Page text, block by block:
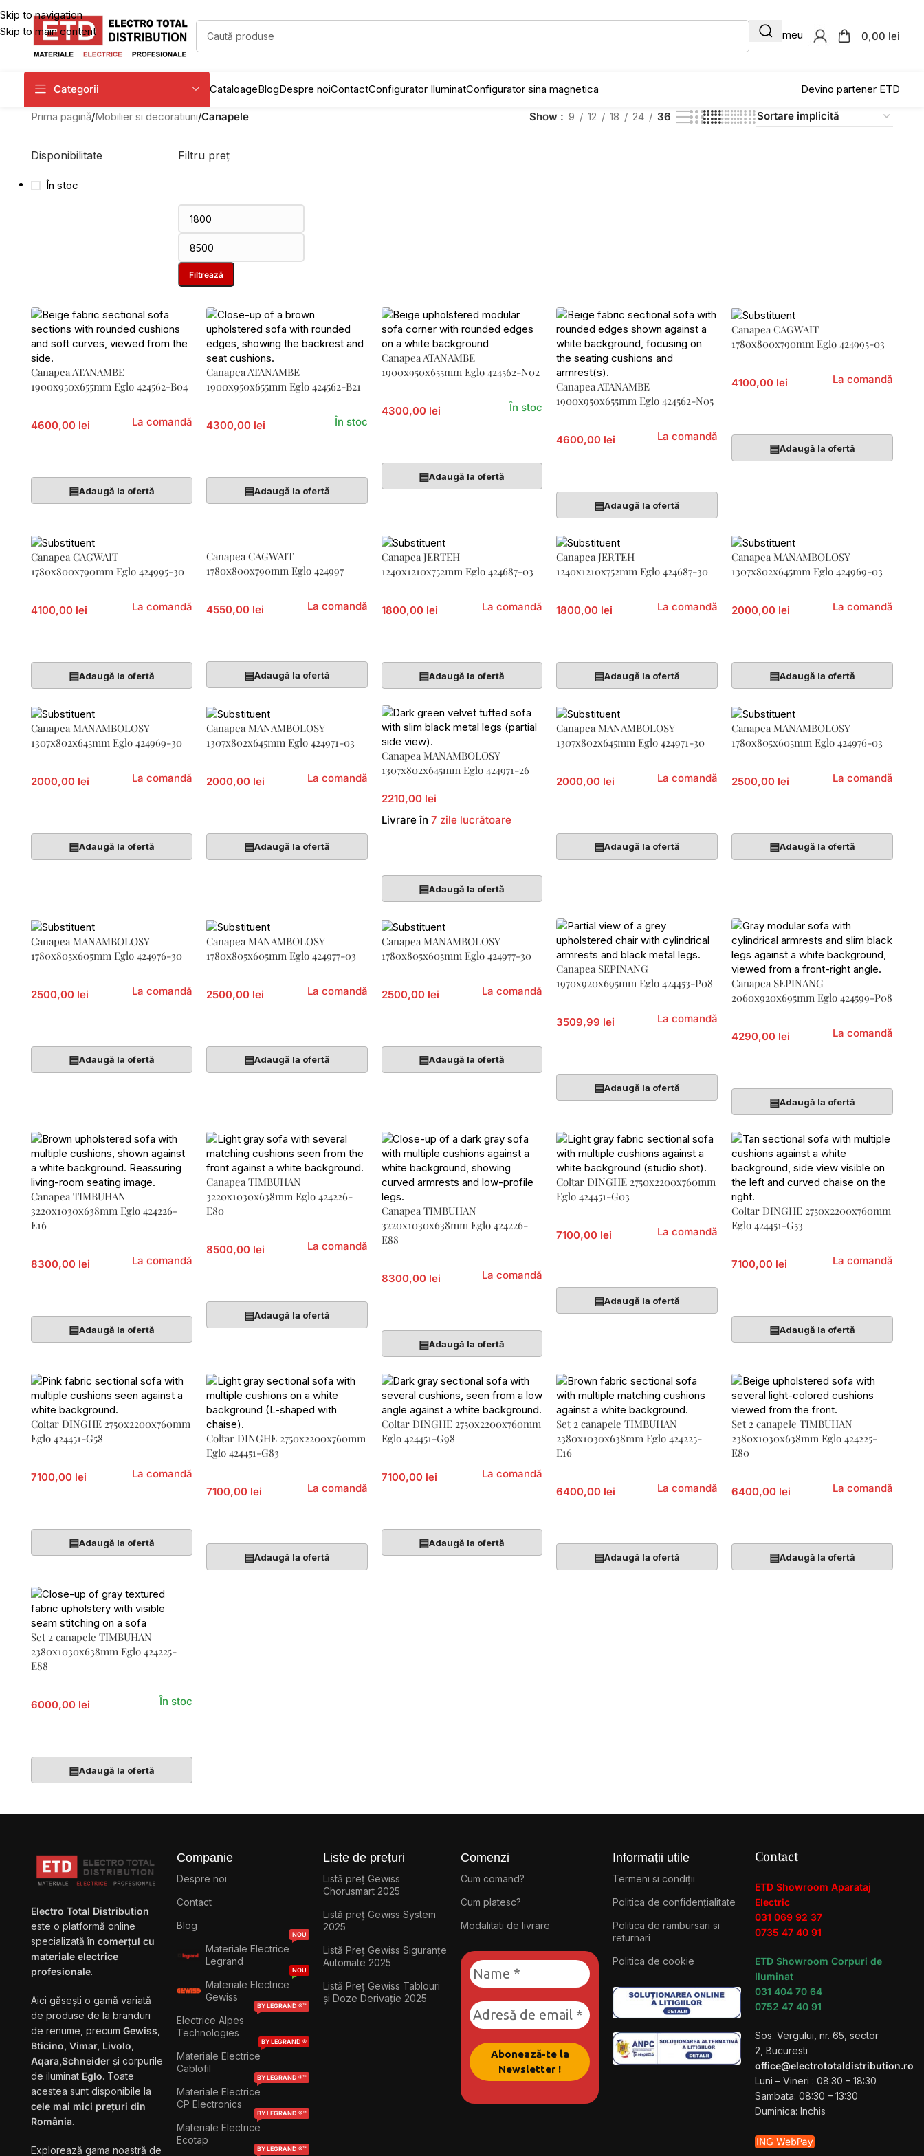
Skip to navigation
Skip to main content
Contul meu 0,00 lei
Categorii CataloageBlogDespre noiContactConfigurator IluminatConfigurator sina magnetica Devino partener ETD
Prima pagină/Mobilier si decoratiuni/Canapele Show 9 12 18 24 36
Disponibilitate
În stoc
Filtru preț
Filtrează
Canapea ATANAMBE
1900x950x655mm Eglo 424562-B04
4600,00 lei La comandă
▤Adaugă la ofertă
Canapea ATANAMBE
1900x950x655mm Eglo 424562-B21
4300,00 lei În stoc
▤Adaugă la ofertă
Canapea ATANAMBE
1900x950x655mm Eglo 424562-N02
4300,00 lei În stoc
▤Adaugă la ofertă
Canapea ATANAMBE
1900x950x655mm Eglo 424562-N05
4600,00 lei La comandă
▤Adaugă la ofertă
Canapea CAGWAIT
1780x800x790mm Eglo 424995-03
4100,00 lei La comandă
▤Adaugă la ofertă
Canapea CAGWAIT
1780x800x790mm Eglo 424995-30
4100,00 lei La comandă
▤Adaugă la ofertă
Canapea CAGWAIT
1780x800x790mm Eglo 424997
4550,00 lei La comandă
▤Adaugă la ofertă
Canapea JERTEH
1240x1210x752mm Eglo 424687-03
1800,00 lei La comandă
▤Adaugă la ofertă
Canapea JERTEH
1240x1210x752mm Eglo 424687-30
1800,00 lei La comandă
▤Adaugă la ofertă
Canapea MANAMBOLOSY
1307x802x645mm Eglo 424969-03
2000,00 lei La comandă
▤Adaugă la ofertă
Canapea MANAMBOLOSY
1307x802x645mm Eglo 424969-30
2000,00 lei La comandă
▤Adaugă la ofertă
Canapea MANAMBOLOSY
1307x802x645mm Eglo 424971-03
2000,00 lei La comandă
▤Adaugă la ofertă
Canapea MANAMBOLOSY
1307x802x645mm Eglo 424971-26
2210,00 lei
Livrare în 7 zile lucrătoare
▤Adaugă la ofertă
Canapea MANAMBOLOSY
1307x802x645mm Eglo 424971-30
2000,00 lei La comandă
▤Adaugă la ofertă
Canapea MANAMBOLOSY
1780x805x605mm Eglo 424976-03
2500,00 lei La comandă
▤Adaugă la ofertă
Canapea MANAMBOLOSY
1780x805x605mm Eglo 424976-30
2500,00 lei La comandă
▤Adaugă la ofertă
Canapea MANAMBOLOSY
1780x805x605mm Eglo 424977-03
2500,00 lei La comandă
▤Adaugă la ofertă
Canapea MANAMBOLOSY
1780x805x605mm Eglo 424977-30
2500,00 lei La comandă
▤Adaugă la ofertă
Canapea SEPINANG
1970x920x695mm Eglo 424453-P08
3509,99 lei La comandă
▤Adaugă la ofertă
Canapea SEPINANG
2060x920x695mm Eglo 424599-P08
4290,00 lei La comandă
▤Adaugă la ofertă
Canapea TIMBUHAN
3220x1030x638mm Eglo 424226-
E16
8300,00 lei La comandă
▤Adaugă la ofertă
Canapea TIMBUHAN
3220x1030x638mm Eglo 424226-
E80
8500,00 lei La comandă
▤Adaugă la ofertă
Canapea TIMBUHAN
3220x1030x638mm Eglo 424226-
E88
8300,00 lei La comandă
▤Adaugă la ofertă
Coltar DINGHE 2750x2200x760mm
Eglo 424451-G03
7100,00 lei La comandă
▤Adaugă la ofertă
Coltar DINGHE 2750x2200x760mm
Eglo 424451-G53
7100,00 lei La comandă
▤Adaugă la ofertă
Coltar DINGHE 2750x2200x760mm
Eglo 424451-G58
7100,00 lei La comandă
▤Adaugă la ofertă
Coltar DINGHE 2750x2200x760mm
Eglo 424451-G83
7100,00 lei La comandă
▤Adaugă la ofertă
Coltar DINGHE 2750x2200x760mm
Eglo 424451-G98
7100,00 lei La comandă
▤Adaugă la ofertă
Set 2 canapele TIMBUHAN
2380x1030x638mm Eglo 424225-
E16
6400,00 lei La comandă
▤Adaugă la ofertă
Set 2 canapele TIMBUHAN
2380x1030x638mm Eglo 424225-
E80
6400,00 lei La comandă
▤Adaugă la ofertă
Set 2 canapele TIMBUHAN
2380x1030x638mm Eglo 424225-
E88
6000,00 lei În stoc
▤Adaugă la ofertă
Electro Total Distribution
este o platformă online
specializată în comerțul cu
materiale electrice
profesionale.
Aici găsești o gamă variată
de produse de la branduri
de renume, precum Gewiss,
Bticino, Vimar, Livolo,
Aqara,Schneider și corpurile
de iluminat Eglo. Toate
acestea sunt disponibile la
cele mai mici prețuri din
România.
Explorează gama noastră de
Companie
Despre noi
Contact
Blog
Materiale Electrice
Legrand
NOU
Materiale Electrice
Gewiss
NOU
Electrice Alpes
Technologies
BY LEGRAND ®™
Materiale Electrice
Cablofil
BY LEGRAND ®
Materiale Electrice
CP Electronics
BY LEGRAND ®™
Materiale Electrice
Ecotap
BY LEGRAND ®™
BY LEGRAND ®™
Liste de prețuri
Listă preț Gewiss
Chorusmart 2025
Listă preț Gewiss System
2025
Listă Preț Gewiss Siguranțe
Automate 2025
Listă Preț Gewiss Tablouri
și Doze Derivație 2025
Comenzi
Cum comand?
Cum platesc?
Modalitati de livrare
Informații utile
Termeni si condiții
Politica de confidențialitate
Politica de rambursari si
returnari
Politica de cookie
Contact
ETD Showroom Aparataj
Electric
031 069 92 37
0735 47 40 91
ETD Showroom Corpuri de
Iluminat
031 404 70 64
0752 47 40 91
Sos. Vergului, nr. 65, sector
2, Bucuresti
office@electrototaldistribution.ro
Luni – Vineri : 08:30 – 18:30
Sambata: 08:30 – 13:30
Duminica: Inchis